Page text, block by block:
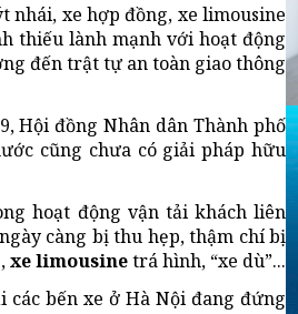
nhái, xe hợp đồng, xe limousine
thiếu lành mạnh với hoạt động
đến trật tự an toàn giao thông
Hội đồng Nhân dân Thành phố
cũng chưa có giải pháp hữu
hoạt động vận tải khách liên
càng bị thu hẹp, thậm chí bị
xe limousinetrá hình, “xe dù”...
bến xe ở Hà Nội đang đứng